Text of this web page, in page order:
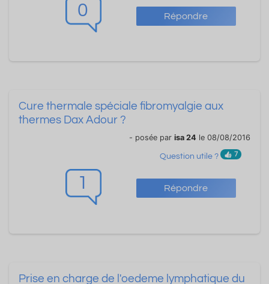
0 Répondre
1 Répondre
Cure thermale spéciale fibromyalgie aux
thermes Dax Adour ?
- posée par isa 24 le 08/08/2016
Question utile ? 7
Prise en charge de l'oedeme lymphatique du